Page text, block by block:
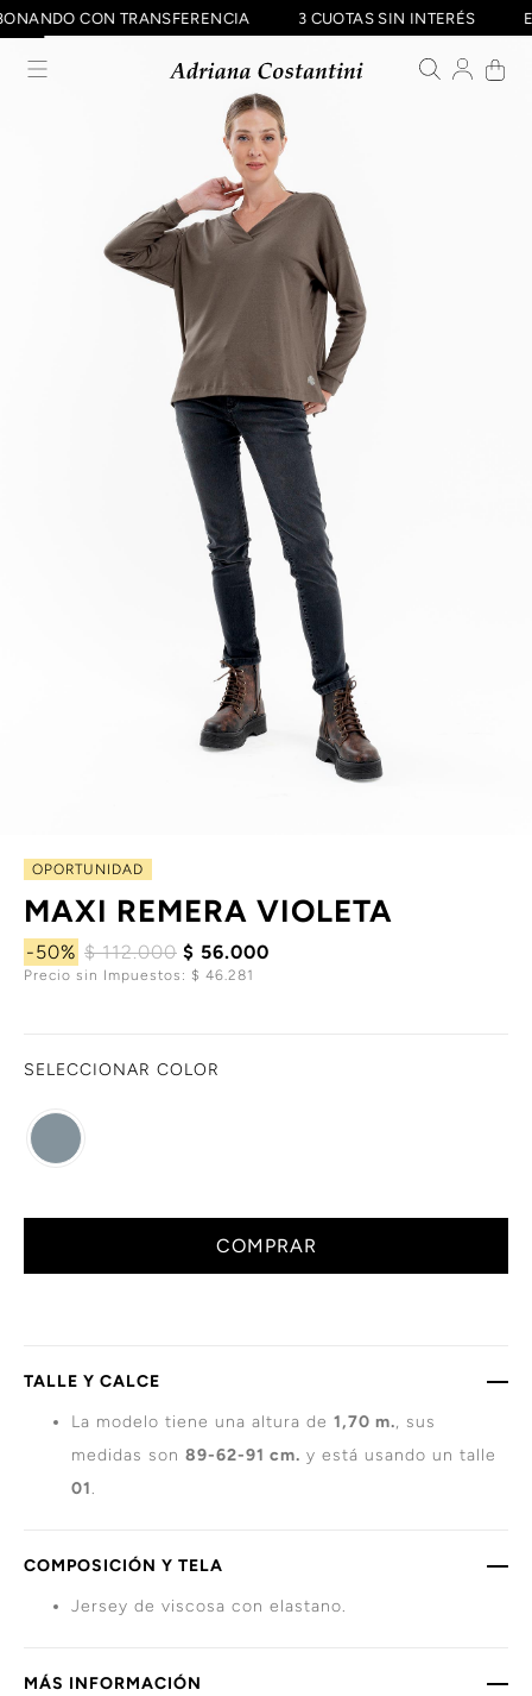
CON TRANSFERENCIA 3 CUOTAS SIN INTERÉS
OPORTUNIDAD
MAXI REMERA VIOLETA
-50% $ 112.000 $ 56.000
Precio sin Impuestos: $ 46.281
SELECCIONAR COLOR
COMPRAR
TALLE Y CALCE
La modelo tiene una altura de 1,70 m., sus
medidas son 89-62-91 cm. y está usando un talle
01.
COMPOSICIÓN Y TELA
Jersey de viscosa con elastano.
MÁS INFORMACIÓN